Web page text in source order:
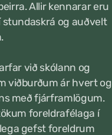
Allir kennarar eru
og auðvelt
við skólann og
viðburðum ár hvert og
með fjárframlögum.
foreldrafélaga í
gefst foreldrum